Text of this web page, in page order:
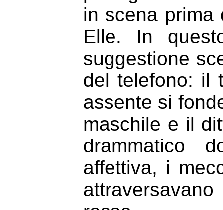
in scena prima
Elle. In
suggestione
del telefono: il
assente si
maschile e il
drammatico
affettiva, i